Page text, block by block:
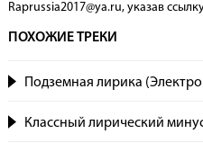
Raprussia2017@ya.ru, указав
ПОХОЖИЕ ТРЕКИ
Подземная лирика
Классный лирический